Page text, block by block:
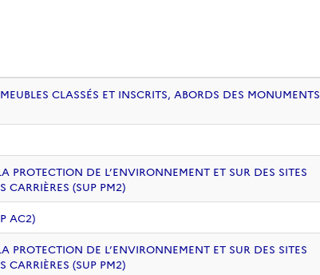
CLASSÉS ET INSCRITS, ABORDS DES MONUMENTS
PROTECTION DE L’ENVIRONNEMENT ET SUR DES SITES
CARRIÈRES (SUP PM2)
AC2)
PROTECTION DE L’ENVIRONNEMENT ET SUR DES SITES
CARRIÈRES (SUP PM2)